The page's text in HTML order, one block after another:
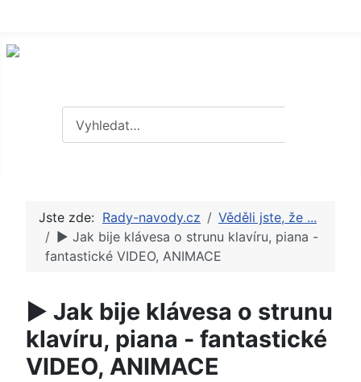
Jste zde: Rady-navody.cz
Věděli jste, že ...
► Jak bije klávesa o strunu klavíru, piana -
fantastické VIDEO, ANIMACE
► Jak bije klávesa o strunu
klavíru, piana - fantastické
VIDEO, ANIMACE